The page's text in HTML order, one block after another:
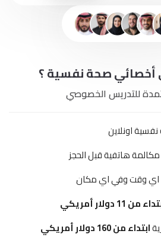
أخصائي صحة نفسية ؟
للتدريس الخصوصي
اونلاين
هاتفية قبل الحجز
اي وقت وفي اي مكان
من 11 دولار أمريكي
ابتداء من 160 دولار أمريكي